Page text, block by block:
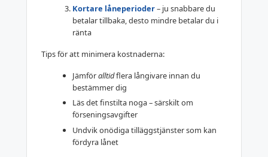
Kortare låneperioder– ju snabbare du
betalar tillbaka, desto mindre betalar du i
ränta
Tips för att minimera kostnaderna:
Jämföralltidflera långivare innan du
bestämmer dig
Läs det finstilta noga – särskilt om
förseningsavgifter
Undvik onödiga tilläggstjänster som kan
fördyra lånet